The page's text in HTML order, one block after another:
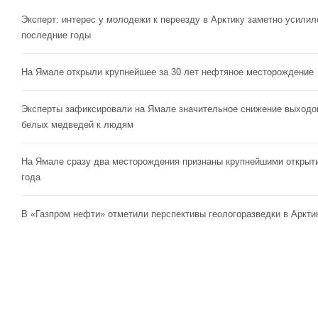
Эксперт: интерес у молодежи к переезду в Арктику заметно
последние годы
На Ямале открыли крупнейшее за 30 лет нефтяное месторождение
Эксперты зафиксировали на Ямале значительное снижение
белых медведей к людям
На Ямале сразу два месторождения признаны крупнейшими
года
В «Газпром нефти» отметили перспективы геологоразведки в